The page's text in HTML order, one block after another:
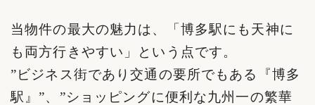
当物件の最大の魅力は、「博多駅にも天神に
も両方行きやすい」という点です。
”ビジネス街であり交通の要所でもある『博多
駅』”、”ショッピングに便利な九州一の繁華